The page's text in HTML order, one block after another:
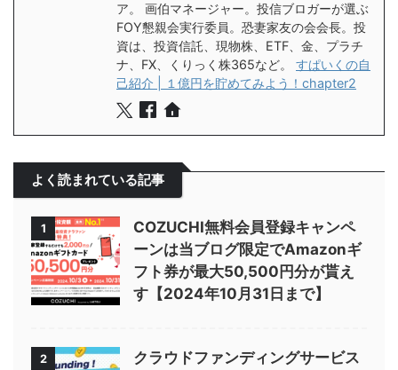
ア。 画伯マネージャー。投信ブロガーが選ぶ
FOY懇親会実行委員。恐妻家友の会会長。投
資は、投資信託、現物株、ETF、金、プラチ
ナ、FX、くりっく株365など。 すぱいくの自
己紹介 | １億円を貯めてみよう！chapter2
よく読まれている記事
1
COZUCHI無料会員登録キャンペ
ーンは当ブログ限定でAmazonギ
フト券が最大50,500円分が貰え
す【2024年10月31日まで】
2
クラウドファンディングサービス